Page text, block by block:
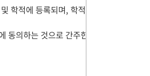
학적에 등록되며, 학적등
동의하는 것으로 간주한